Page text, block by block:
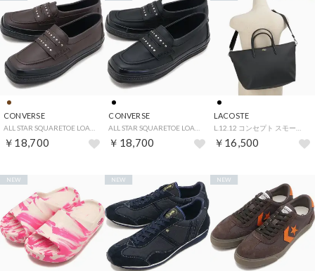
CONVERSE
￥18,700
CONVERSE
￥18,700
LACOSTE
￥16,500
NEW NEW NEW